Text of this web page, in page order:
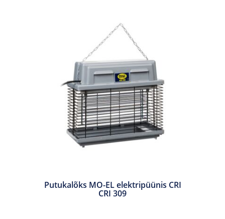
Putukalõks MO-EL elektripüünis CRI
CRI 309